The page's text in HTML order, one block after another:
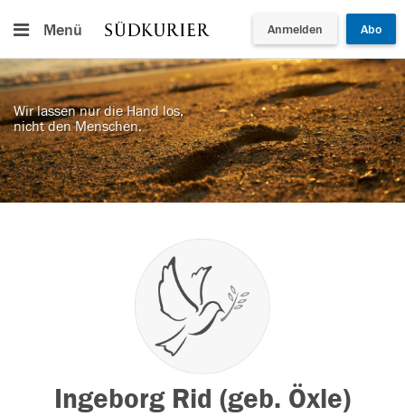
Menü Anmelden Abo
Wir lassen nur die Hand los,
nicht den Menschen.
Ingeborg Rid (geb. Öxle)